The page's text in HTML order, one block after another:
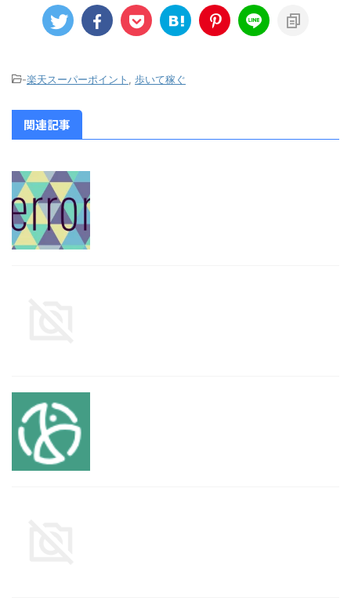
-楽天スーパーポイント 歩いて稼ぐ
関連記事